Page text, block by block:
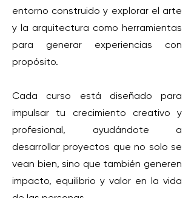
entorno construido y explorar el arte
y la arquitectura como herramientas
para generar experiencias con
propósito.
Cada curso está diseñado para
impulsar tu crecimiento creativo y
profesional, ayudándote a
desarrollar proyectos que no solo se
vean bien, sino que también generen
impacto, equilibrio y valor en la vida